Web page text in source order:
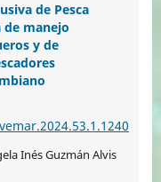
de Pesca
de manejo
y de
Inés Guzmán Alvis